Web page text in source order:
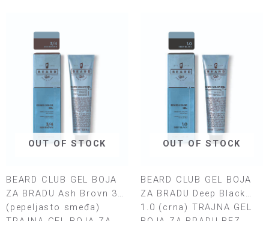
OUT OF STOCK
BEARD CLUB GEL BOJA
ZA BRADU Ash Brovn 3/4
(pepeljasto smeđa)
TRAJNA GEL BOJA ZA
OUT OF STOCK
BEARD CLUB GEL BOJA
ZA BRADU Deep Black
1.0 (crna) TRAJNA GEL
BOJA ZA BRADU BEZ